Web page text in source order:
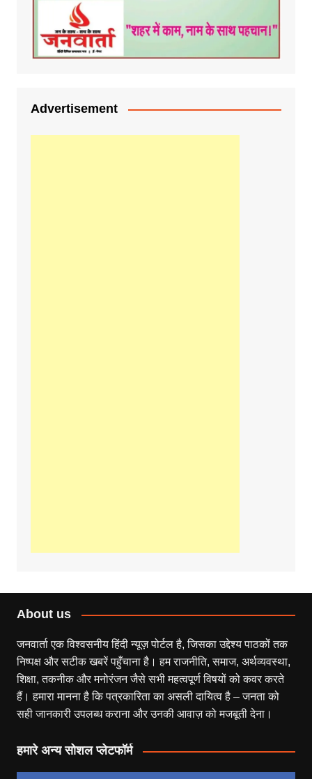
Advertisement
About us
जनवार्ता एक विश्वसनीय हिंदी न्यूज़ पोर्टल है, जिसका उद्देश्य पाठकों तक
निष्पक्ष और सटीक खबरें पहुँचाना है। हम राजनीति, समाज, अर्थव्यवस्था,
शिक्षा, तकनीक और मनोरंजन जैसे सभी महत्वपूर्ण विषयों को कवर करते
हैं। हमारा मानना है कि पत्रकारिता का असली दायित्व है – जनता को
सही जानकारी उपलब्ध कराना और उनकी आवाज़ को मजबूती देना।
हमारे अन्य सोशल प्लेटफॉर्म